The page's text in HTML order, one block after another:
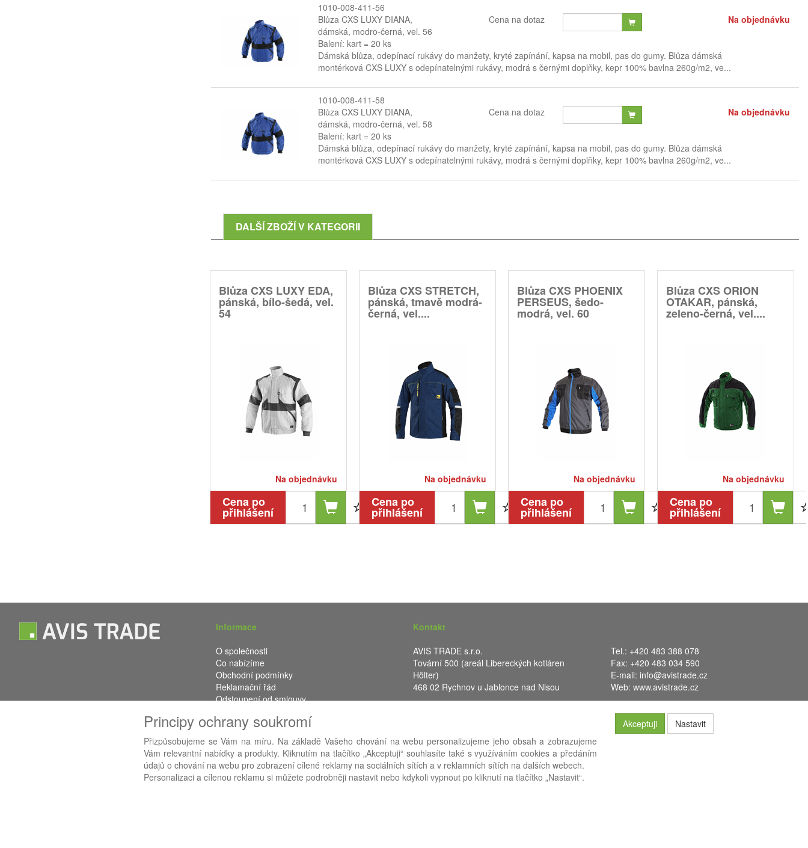
1010-008-411-56
Blůza CXS LUXY DIANA,
dámská, modro-černá, vel. 56
Balení: kart = 20 ks
Cena na dotaz Na objednávku
Dámská blůza, odepínací rukávy do manžety, kryté zapínání, kapsa na mobil, pas do gumy. Blůza dámská
montérková CXS LUXY s odepínatelnými rukávy, modrá s černými doplňky, kepr 100% bavlna 260g/m2, ve...
1010-008-411-58
Blůza CXS LUXY DIANA,
dámská, modro-černá, vel. 58
Balení: kart = 20 ks
Cena na dotaz Na objednávku
Dámská blůza, odepínací rukávy do manžety, kryté zapínání, kapsa na mobil, pas do gumy. Blůza dámská
montérková CXS LUXY s odepínatelnými rukávy, modrá s černými doplňky, kepr 100% bavlna 260g/m2, ve...
DALŠÍ ZBOŽÍ V KATEGORII
Blůza CXS LUXY EDA,
pánská, bílo-šedá, vel.
54
Na objednávku
Cena po
přihlášení
Blůza CXS STRETCH,
pánská, tmavě modrá-
černá, vel....
Na objednávku
Cena po
přihlášení
Blůza CXS PHOENIX
PERSEUS, šedo-
modrá, vel. 60
Na objednávku
Cena po
přihlášení
Blůza CXS ORION
OTAKAR, pánská,
zeleno-černá, vel....
Na objednávku
Cena po
přihlášení
Informace
O společnosti
Co nabízíme
Obchodní podmínky
Reklamační řád
Odstoupení od smlouvy
Kontakt
AVIS TRADE s.r.o.
Tovární 500 (areál Libereckých kotláren
Hölter)
468 02 Rychnov u Jablonce nad Nisou
Tel.: +420 483 388 078
Fax: +420 483 034 590
E-mail: info@avistrade.cz
Web: www.avistrade.cz
Používáme ABRA eShop- nejlepší řešení e-commerce pro náš procesní informační systémFLORES
Principy ochrany soukromí
Přizpůsobujeme se Vám na míru. Na základě Vašeho chování na webu personalizujeme jeho obsah a zobrazujeme
Vám relevantní nabídky a produkty. Kliknutím na tlačítko „Akceptuji“ souhlasíte také s využíváním cookies a předáním
údajů o chování na webu pro zobrazení cílené reklamy na sociálních sítích a v reklamních sítích na dalších webech.
Personalizaci a cílenou reklamu si můžete podrobněji nastavit nebo kdykoli vypnout po kliknutí na tlačítko „Nastavit“.
Akceptuji Nastavit